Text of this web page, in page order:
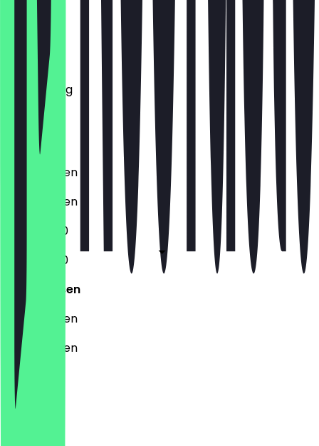
Montag
Dienstag
Mittwoch
Donnerstag
Freitag
Samstag
Sonntag
Geschlossen
Geschlossen
11:00 - 14:30
11:00 - 14:30
Geschlossen
Geschlossen
Geschlossen